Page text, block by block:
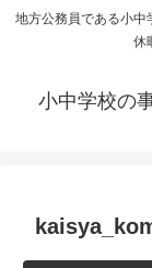
地方公務員である小中
休
小中学校の